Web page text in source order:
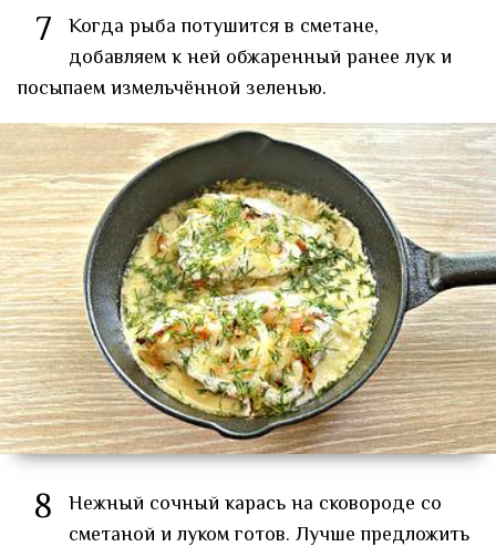
7 Когда рыба потушится в сметане,
добавляем к ней обжаренный ранее лук и
посыпаем измельчённой зеленью.
8 Нежный сочный карась на сковороде со
сметаной и луком готов. Лучше предложить